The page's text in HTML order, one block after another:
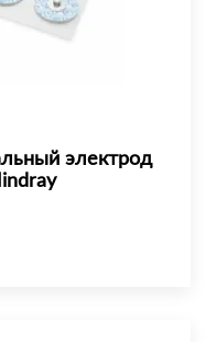
электрод